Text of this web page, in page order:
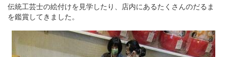
伝統工芸士の絵付けを見学したり、店内にあるたくさんのだるま
を鑑賞してきました。